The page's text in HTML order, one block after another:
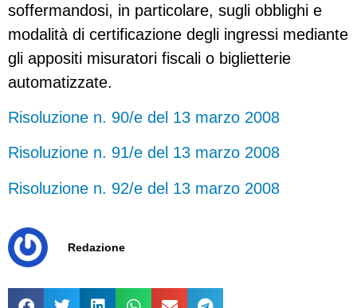
soffermandosi, in particolare, sugli obblighi e
modalità di certificazione degli ingressi mediante
gli appositi misuratori fiscali o biglietterie
automatizzate.
Risoluzione n. 90/e del 13 marzo 2008
Risoluzione n. 91/e del 13 marzo 2008
Risoluzione n. 92/e del 13 marzo 2008
Redazione